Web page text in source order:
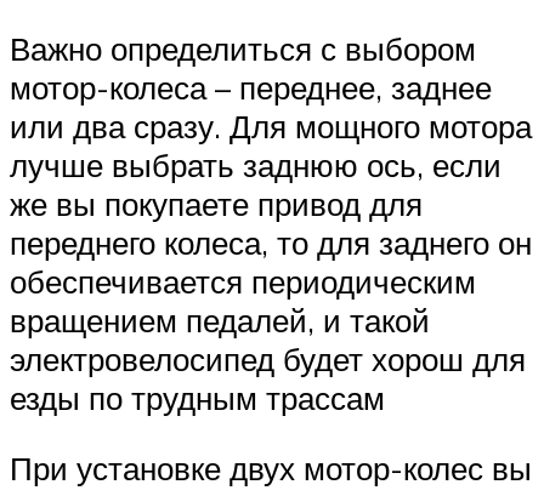
Важно определиться с выбором
мотор-колеса – переднее, заднее
или два сразу. Для мощного мотора
лучше выбрать заднюю ось, если
же вы покупаете привод для
переднего колеса, то для заднего он
обеспечивается периодическим
вращением педалей, и такой
электровелосипед будет хорош для
езды по трудным трассам
При установке двух мотор-колес вы